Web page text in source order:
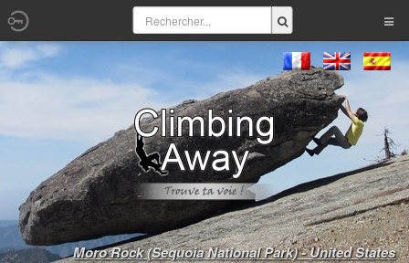
Moro Rock (Sequoia National Park) - United States